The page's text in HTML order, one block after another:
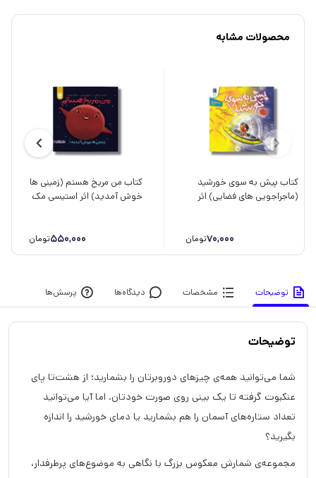
محصولات مشابه
کتاب پیش به سوی خورشید
(ماجراجویی های فضایی) اثر
70,000تومان
کتاب من مریخ هستم (زمینی ها
خوش آمدید) اثر استیسی مک
550,000تومان
توضیحات مشخصات دیدگاه‌ها پرسش‌ها
توضیحات
شما می‌توانید همه‌ی چیزهای دوروبرتان را بشمارید؛ از هشت‌تا پای
عنکبوت گرفته تا یک بینی روی صورت خودتان. اما آیا می‌توانید
تعداد ستاره‌های آسمان را هم بشمارید یا دمای خورشید را اندازه
بگیرید؟
مجموعه‌ی شمارش معکوس بزرگ با نگاهی به موضوع‌های پرطرفدار،